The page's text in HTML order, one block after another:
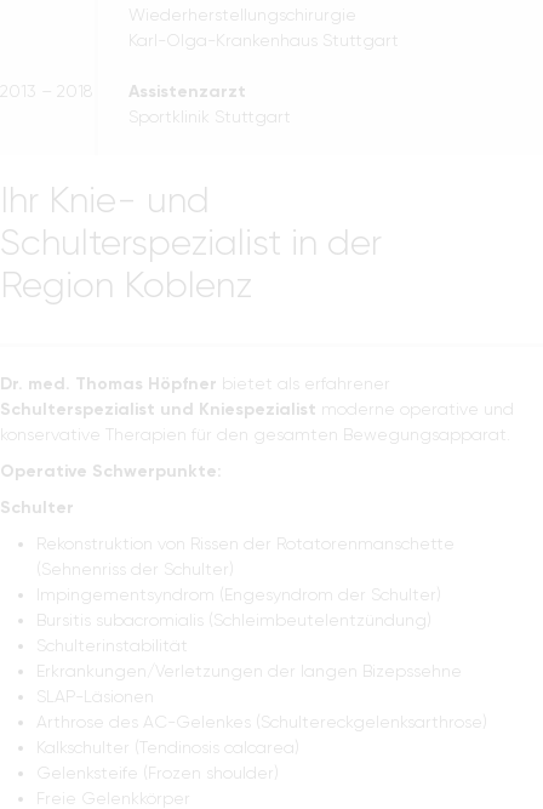
Wiederherstellungschirurgie
Karl-Olga-Krankenhaus Stuttgart
2013 – 2018 Assistenzarzt
Sportklinik Stuttgart
Ihr Knie- und
Schulterspezialist in der
Region Koblenz
Dr. med. Thomas Höpfner bietet als erfahrener
Schulterspezialist und Kniespezialist moderne operative und
konservative Therapien für den gesamten Bewegungsapparat.
Operative Schwerpunkte:
Schulter
Rekonstruktion von Rissen der Rotatorenmanschette
(Sehnenriss der Schulter)
Impingementsyndrom (Engesyndrom der Schulter)
Bursitis subacromialis (Schleimbeutelentzündung)
Schulterinstabilität
Erkrankungen/Verletzungen der langen Bizepssehne
SLAP-Läsionen
Arthrose des AC-Gelenkes (Schultereckgelenksarthrose)
Kalkschulter (Tendinosis calcarea)
Gelenksteife (Frozen shoulder)
Freie Gelenkkörper